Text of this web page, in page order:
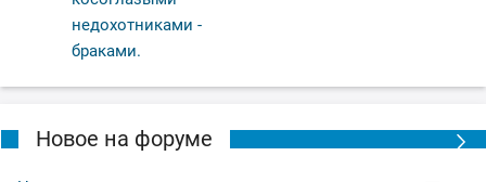
недохотниками -
браками.
Новое на форуме